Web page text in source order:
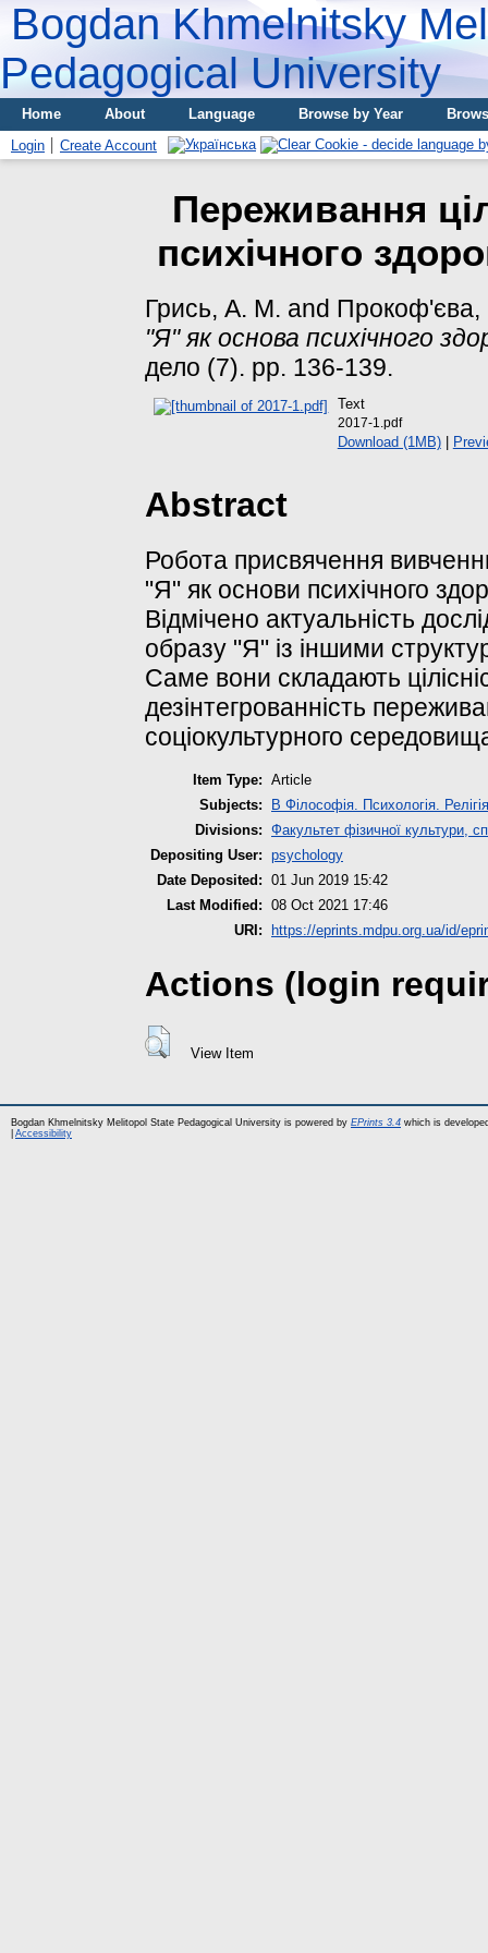
Bogdan Khmelnitsky
Pedagogical University
Home About Language Browse by Year
Login
Create Account
Переживання
психічного
Грись, А. М. and
"Я" як основа психічного
дело (7). pp. 136-139.
Text
2017-1.pdf
Download (1MB)|
Abstract
Робота присвячення
"Я" як основи психічного
Відмічено актуальність
образу "Я" із іншими
Саме вони складають
дезінтегрованність
соціокультурного
Item Type: Article
Subjects:
B Філософія. Психологія. Релігія
Divisions: Факультет фізичної культури,
Depositing User: psychology
Date Deposited: 01 Jun 2019 15:42
Last Modified: 08 Oct 2021 17:46
URI:
https://eprints.mdpu.org.ua/id/
Actions (login
View Item
Bogdan Khmelnitsky Melitopol State Pedagogical University is powered by EPrints 3.4 which is
Accessibility